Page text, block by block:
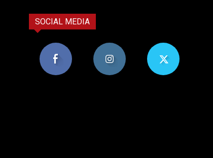
SOCIAL MEDIA